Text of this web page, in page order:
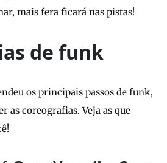
mais fera ficará nas pistas!
de funk
os principais passos de funk,
as coreografias. Veja as que